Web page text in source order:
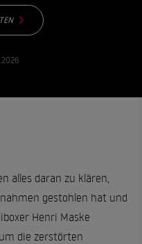
alles daran zu klären,
gestohlen hat und
Henri Maske
die zerstörten